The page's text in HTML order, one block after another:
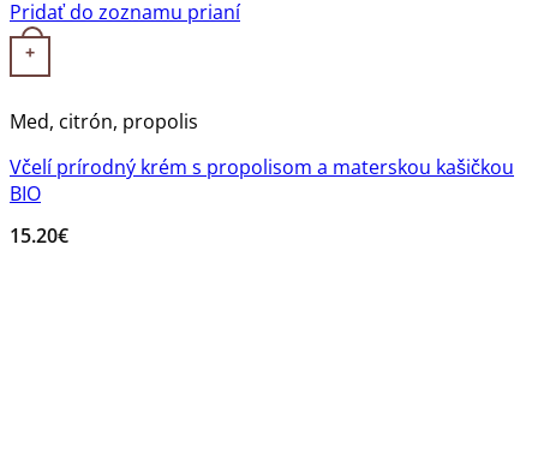
Pridať do zoznamu prianí
+
Med, citrón, propolis
Včelí prírodný krém s propolisom a materskou kašičkou
BIO
15.20€